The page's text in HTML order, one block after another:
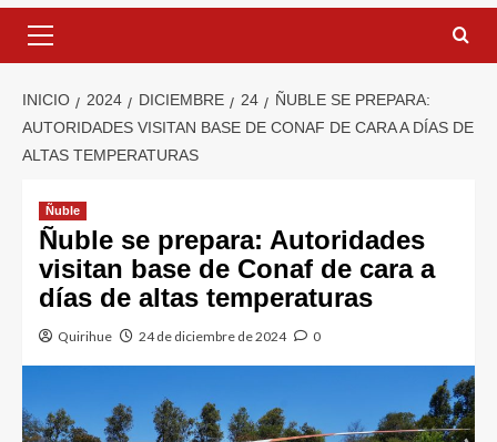
INICIO 2024 DICIEMBRE 24
ÑUBLE SE PREPARA:
AUTORIDADES VISITAN BASE DE CONAF DE CARA A DÍAS DE
ALTAS TEMPERATURAS
Ñuble
Ñuble se prepara: Autoridades
visitan base de Conaf de cara a
días de altas temperaturas
Quirihue 24 de diciembre de 2024 0